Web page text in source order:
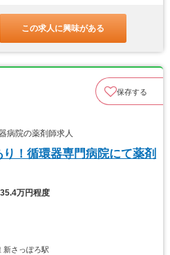
この求人に興味がある
保存する
病院の薬剤師求人
り！循環器専門病院にて薬剤
万円程度
新さっぽろ駅